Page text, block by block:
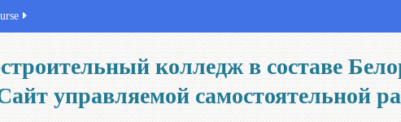
колледж в составе
управляемой самостоятельной